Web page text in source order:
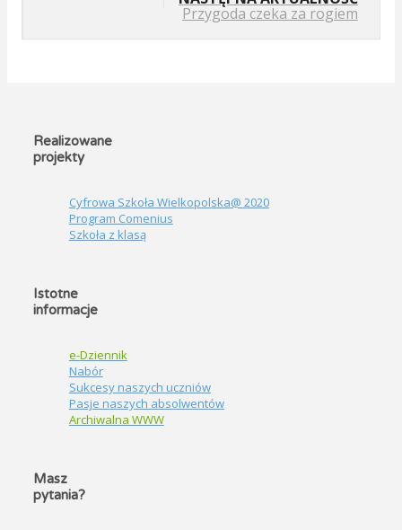
Przygoda czeka za rogiem
Realizowane
projekty
Cyfrowa Szkoła Wielkopolska@ 2020
Program Comenius
Szkoła z klasą
Istotne
informacje
e-Dziennik
Nabór
Sukcesy naszych uczniów
Pasje naszych absolwentów
Archiwalna WWW
Masz
pytania?